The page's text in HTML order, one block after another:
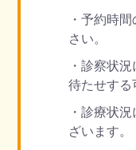
・予約時
さい。
・診察状
待たせする
・診療状
ざいます。